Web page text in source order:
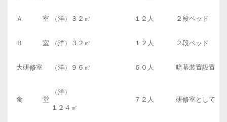
Ａ 室 （洋）３２㎡ １２人 ２段ベッド
Ｂ 室 （洋）３２㎡ １２人 ２段ベッド
大研修室 （洋）９６㎡ ６０人 暗幕装置設置
食 堂
（洋）
１２４㎡
７２人 研修室としても